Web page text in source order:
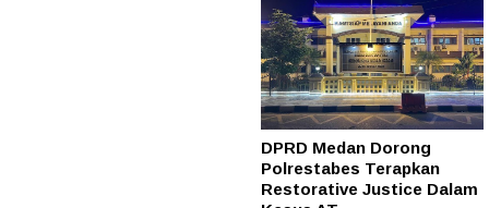
DPRD Medan Dorong
Polrestabes Terapkan
Restorative Justice Dalam